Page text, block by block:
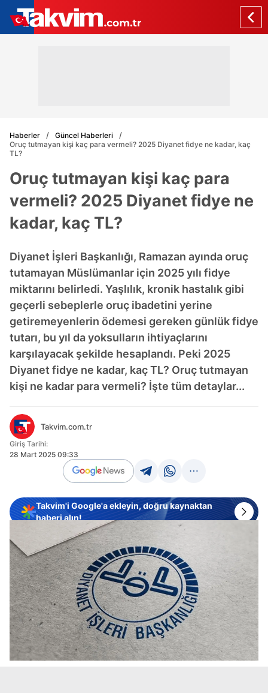
Haberler
Güncel Haberleri
Oruç tutmayan kişi kaç para vermeli? 2025 Diyanet fidye ne kadar, kaç
TL?
Oruç tutmayan kişi kaç para
vermeli? 2025 Diyanet fidye ne
kadar, kaç TL?
Diyanet İşleri Başkanlığı, Ramazan ayında oruç
tutamayan Müslümanlar için 2025 yılı fidye
miktarını belirledi. Yaşlılık, kronik hastalık gibi
geçerli sebeplerle oruç ibadetini yerine
getiremeyenlerin ödemesi gereken günlük fidye
tutarı, bu yıl da yoksulların ihtiyaçlarını
karşılayacak şekilde hesaplandı. Peki 2025
Diyanet fidye ne kadar, kaç TL? Oruç tutmayan
kişi ne kadar para vermeli? İşte tüm detaylar...
Takvim.com.tr
Giriş Tarihi:
28 Mart 2025 09:33
Takvim'i Google'a ekleyin, doğru kaynaktan
haberi alın!